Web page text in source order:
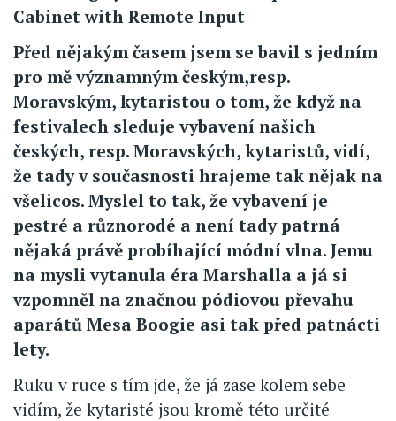
Cabinet with Remote Input
Před nějakým časem jsem se bavil s jedním
pro mě významným českým,resp.
Moravským, kytaristou o tom, že když na
festivalech sleduje vybavení našich
českých, resp. Moravských, kytaristů, vidí,
že tady v současnosti hrajeme tak nějak na
všelicos. Myslel to tak, že vybavení je
pestré a různorodé a není tady patrná
nějaká právě probíhající módní vlna. Jemu
na mysli vytanula éra Marshalla a já si
vzpomněl na značnou pódiovou převahu
aparátů Mesa Boogie asi tak před patnácti
lety.
Ruku v ruce s tím jde, že já zase kolem sebe
vidím, že kytaristé jsou kromě této určité